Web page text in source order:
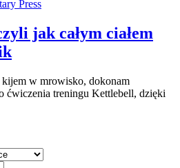
jak całym ciałem
w mrowisko, dokonam
ćwiczenia treningu Kettlebell, dzięki